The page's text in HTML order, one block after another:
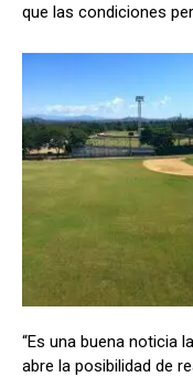
que las condiciones
“Es una buena noticia
abre la posibilidad de